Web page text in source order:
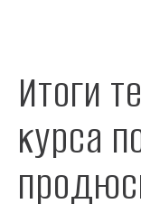
Итоги
курса